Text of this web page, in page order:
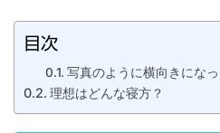
目次
写真のように横向きにな
理想はどんな寝方？